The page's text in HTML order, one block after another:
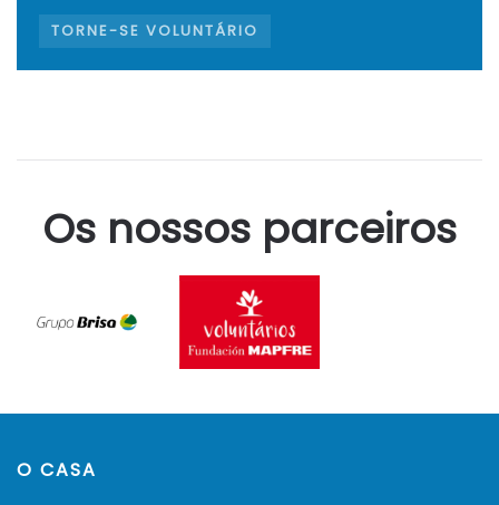
TORNE-SE VOLUNTÁRIO
Os nossos parceiros
O CASA